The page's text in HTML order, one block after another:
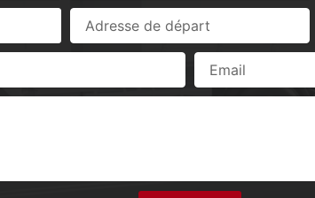
logement
déménager
Adresse
départ
Email